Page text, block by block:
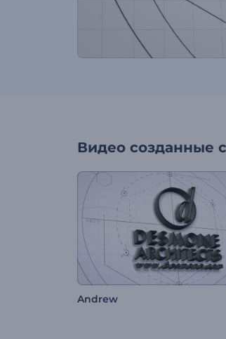
Видео созданные
Andrew